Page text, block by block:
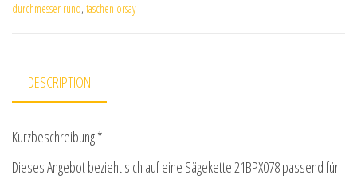
durchmesser rund, taschen orsay
DESCRIPTION
Kurzbeschreibung *
Dieses Angebot bezieht sich auf eine Sägekette 21BPX078 passend für